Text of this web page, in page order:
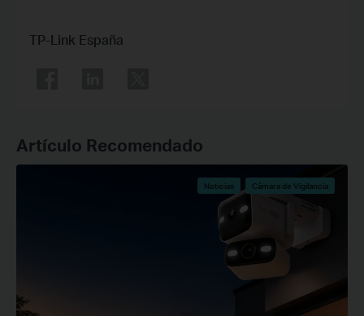
TP-Link España
Artículo Recomendado
Noticias Cámara de Vigilancia